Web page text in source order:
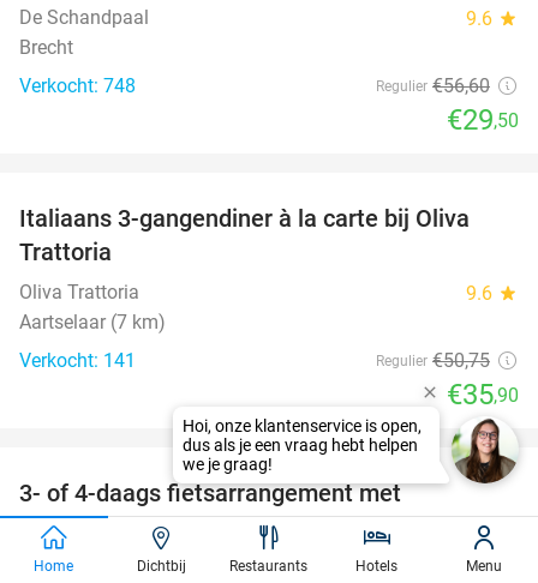
De Schandpaal 9.6 star
Brecht
Verkocht: 748
Regulier €56,60
€29,50
29%
Italiaans 3-gangendiner à la carte bij Oliva
Trattoria
Oliva Trattoria 9.6 star
Aartselaar (7 km)
Verkocht: 141
Regulier €50,75
€35,90
favorite_border
3- of 4-daags fietsarrangement met
overnachtingen + welkomstdrankje +
ontbijtbuffet
Home Dichtbij Restaurants Hotels Menu